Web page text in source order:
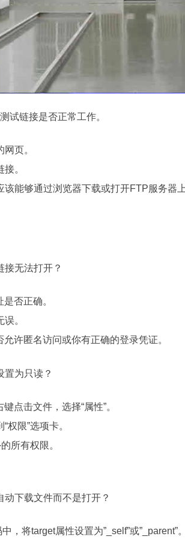
试链接是否正常工作。
页。
。
该能够通过浏览器下载或打开FTP服务器
接无法打开？
否正确。
。
许匿名访问或你有正确的登录凭证。
置为只读？
点击文件，选择“属性”。
权限”选项卡。
所有权限。
动下载文件而不是打开？
，将target属性设置为”_self”或”_parent”